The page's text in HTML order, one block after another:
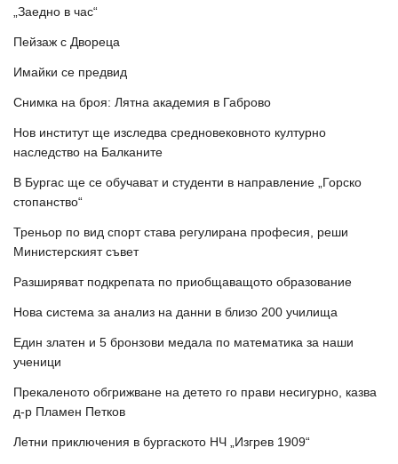
„Заедно в час“
Пейзаж с Двореца
Имайки се предвид
Снимка на броя: Лятна академия в Габрово
Нов институт ще изследва средновековното културно
наследство на Балканите
В Бургас ще се обучават и студенти в направление „Горско
стопанство“
Треньор по вид спорт става регулирана професия, реши
Министерският съвет
Разширяват подкрепата по приобщаващото образование
Нова система за анализ на данни в близо 200 училища
Един златен и 5 бронзови медала по математика за наши
ученици
Прекаленото обгрижване на детето го прави несигурно, казва
д-р Пламен Петков
Летни приключения в бургаското НЧ „Изгрев 1909“